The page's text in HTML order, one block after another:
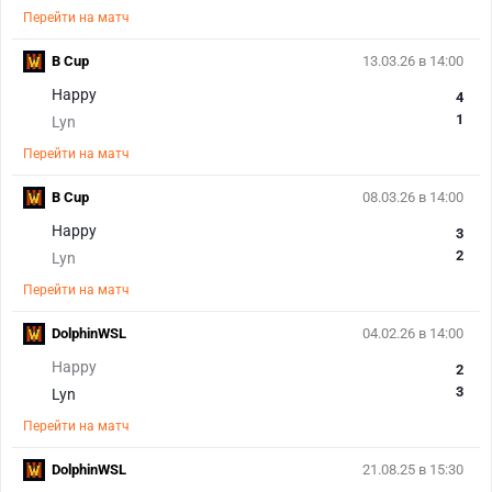
Перейти на матч
13.03.26 в 14:00
Happy
Lyn
4
1
Перейти на матч
B Cup
08.03.26 в 14:00
Happy
Lyn
3
2
Перейти на матч
B Cup
04.02.26 в 14:00
Happy
Lyn
2
3
Перейти на матч
DolphinWSL
21.08.25 в 15:30
DolphinWSL